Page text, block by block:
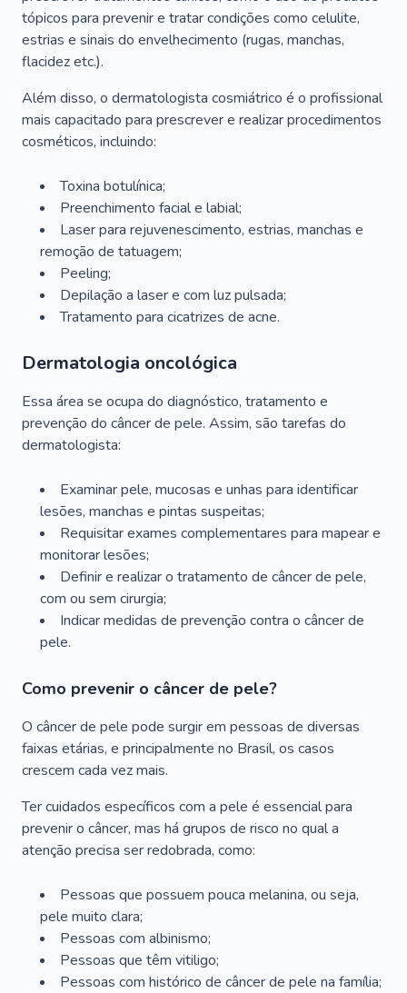
tópicos para prevenir e tratar condições como celulite,
estrias e sinais do envelhecimento (rugas, manchas,
flacidez etc.).
Além disso, o dermatologista cosmiátrico é o profissional
mais capacitado para prescrever e realizar procedimentos
cosméticos, incluindo:
Toxina botulínica;
Preenchimento facial e labial;
Laser para rejuvenescimento, estrias, manchas e
remoção de tatuagem;
Peeling;
Depilação a laser e com luz pulsada;
Tratamento para cicatrizes de acne.
Dermatologia oncológica
Essa área se ocupa do diagnóstico, tratamento e
prevenção do câncer de pele. Assim, são tarefas do
dermatologista:
Examinar pele, mucosas e unhas para identificar
lesões, manchas e pintas suspeitas;
Requisitar exames complementares para mapear e
monitorar lesões;
Definir e realizar o tratamento de câncer de pele,
com ou sem cirurgia;
Indicar medidas de prevenção contra o câncer de
pele.
Como prevenir o câncer de pele?
O câncer de pele pode surgir em pessoas de diversas
faixas etárias, e principalmente no Brasil, os casos
crescem cada vez mais.
Ter cuidados específicos com a pele é essencial para
prevenir o câncer, mas há grupos de risco no qual a
atenção precisa ser redobrada, como:
Pessoas que possuem pouca melanina, ou seja,
pele muito clara;
Pessoas com albinismo;
Pessoas que têm vitiligo;
Pessoas com histórico de câncer de pele na família;